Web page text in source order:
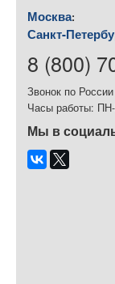
Москва:
Санкт-
8 (800)
Звонок по
Часы работы:
Мы в